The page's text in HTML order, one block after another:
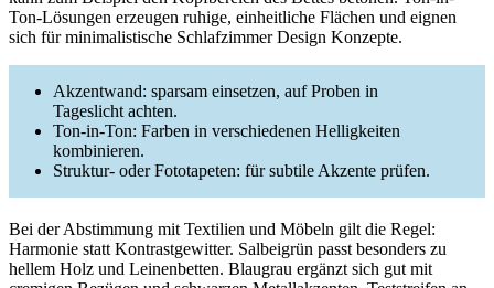
Ton-Lösungen erzeugen ruhige, einheitliche Flächen und eignen
sich für minimalistische Schlafzimmer Design Konzepte.
Akzentwand: sparsam einsetzen, auf Proben in
Tageslicht achten.
Ton-in-Ton: Farben in verschiedenen Helligkeiten
kombinieren.
Struktur- oder Fototapeten: für subtile Akzente prüfen.
Bei der Abstimmung mit Textilien und Möbeln gilt die Regel:
Harmonie statt Kontrastgewitter. Salbeigrün passt besonders zu
hellem Holz und Leinenbetten. Blaugrau ergänzt sich gut mit